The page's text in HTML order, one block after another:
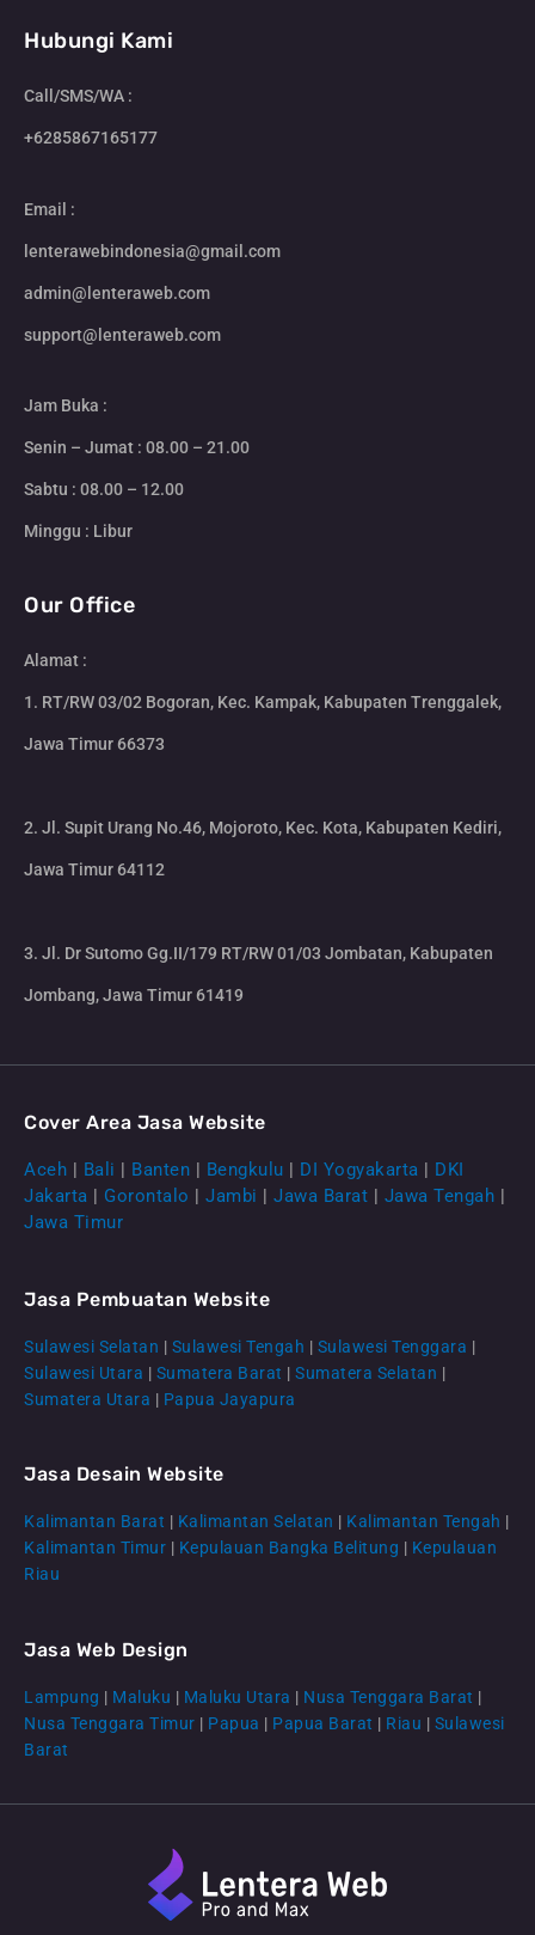
CS Lenteraweb
Hubungi Kami
Call/SMS/WA :
+6285867165177
Email :
lenterawebindonesia@gmail.com
admin@lenteraweb.com
support@lenteraweb.com
Jam Buka :
Senin – Jumat : 08.00 – 21.00
Sabtu : 08.00 – 12.00
Minggu : Libur
Our Office
Alamat :
1. RT/RW 03/02 Bogoran, Kec. Kampak, Kabupaten Trenggalek,
Jawa Timur 66373
2. Jl. Supit Urang No.46, Mojoroto, Kec. Kota, Kabupaten Kediri,
Jawa Timur 64112
3. Jl. Dr Sutomo Gg.II/179 RT/RW 01/03 Jombatan, Kabupaten
Jombang, Jawa Timur 61419
Cover Area Jasa Website
Aceh | Bali | Banten | Bengkulu | DI Yogyakarta | DKI
Jakarta | Gorontalo | Jambi | Jawa Barat | Jawa Tengah |
Jawa Timur
Jasa Pembuatan Website
Sulawesi Selatan | Sulawesi Tengah | Sulawesi Tenggara |
Sulawesi Utara | Sumatera Barat | Sumatera Selatan |
Sumatera Utara | Papua Jayapura
Jasa Desain Website
Kalimantan Barat | Kalimantan Selatan | Kalimantan Tengah |
Kalimantan Timur | Kepulauan Bangka Belitung | Kepulauan
Riau
Jasa Web Design
Lampung | Maluku | Maluku Utara | Nusa Tenggara Barat |
Nusa Tenggara Timur | Papua | Papua Barat | Riau | Sulawesi
Barat